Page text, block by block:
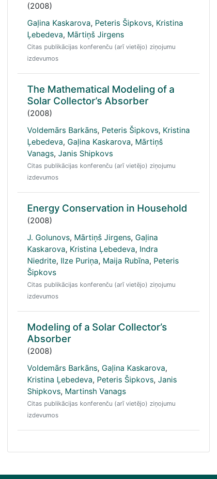
(2008)
Gaļina Kaskarova, Peteris Šipkovs, Kristina
Ļebedeva, Mārtiņš Jirgens
Citas publikācijas konferenču (arī vietējo) ziņojumu
izdevumos
The Mathematical Modeling of a
Solar Collector’s Absorber
(2008)
Voldemārs Barkāns, Peteris Šipkovs, Kristina
Ļebedeva, Gaļina Kaskarova, Mārtiņš
Vanags, Janis Shipkovs
Citas publikācijas konferenču (arī vietējo) ziņojumu
izdevumos
Energy Conservation in Household
(2008)
J. Golunovs, Mārtiņš Jirgens, Gaļina
Kaskarova, Kristina Ļebedeva, Indra
Niedrite, Ilze Puriņa, Maija Rubīna, Peteris
Šipkovs
Citas publikācijas konferenču (arī vietējo) ziņojumu
izdevumos
Modeling of a Solar Collector’s
Absorber
(2008)
Voldemārs Barkāns, Gaļina Kaskarova,
Kristina Ļebedeva, Peteris Šipkovs, Janis
Shipkovs, Martinsh Vanags
Citas publikācijas konferenču (arī vietējo) ziņojumu
izdevumos